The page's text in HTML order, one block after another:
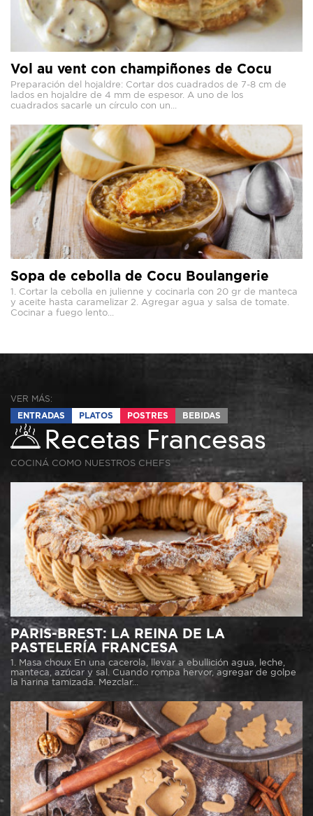
Vol au vent con champiñones de Cocu
Preparación del hojaldre: Cortar dos cuadrados de 7-8 cm de
lados en hojaldre de 4 mm de espesor. A uno de los
cuadrados sacarle un círculo con un...
Sopa de cebolla de Cocu Boulangerie
1. Cortar la cebolla en julienne y cocinarla con 20 gr de manteca
y aceite hasta caramelizar 2. Agregar agua y salsa de tomate.
Cocinar a fuego lento...
VER MÁS:
ENTRADAS
PLATOS POSTRES BEBIDAS
Recetas Francesas
COCINÁ COMO NUESTROS CHEFS
PARIS-BREST: LA REINA DE LA
PASTELERÍA FRANCESA
1. Masa choux En una cacerola, llevar a ebullición agua, leche,
manteca, azúcar y sal. Cuando rompa hervor, agregar de golpe
la harina tamizada. Mezclar...